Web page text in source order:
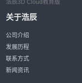
浩辰3D Cloud教育版
关于浩辰
公司介绍
发展历程
联系方式
新闻资讯